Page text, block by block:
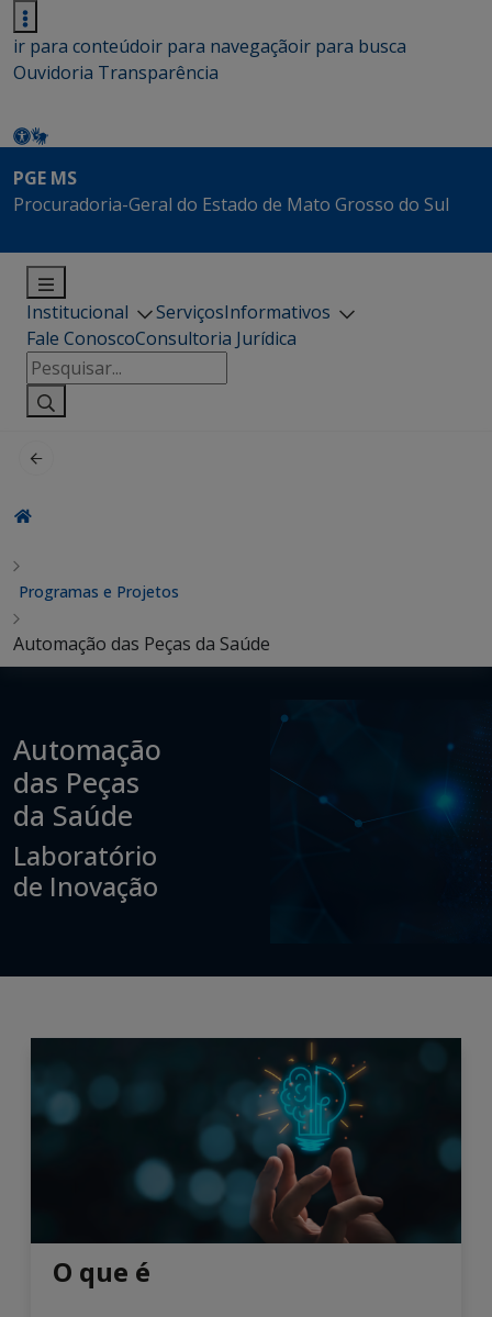
ir para conteúdoir para navegaçãoir para busca
Ouvidoria Transparência
PGE MS
Procuradoria-Geral do Estado de Mato Grosso do Sul
Institucional ServiçosInformativos
Fale ConoscoConsultoria Jurídica
Pesquisar
por:
Programas e Projetos
Automação das Peças da Saúde
Automação
das Peças
da Saúde
Laboratório
de Inovação
O que é